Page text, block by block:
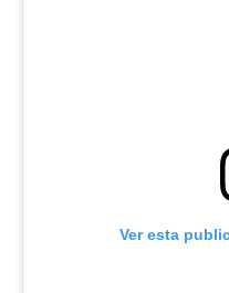
Ver esta